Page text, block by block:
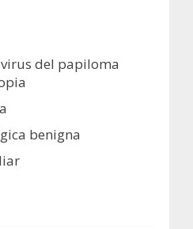
del papiloma
benigna